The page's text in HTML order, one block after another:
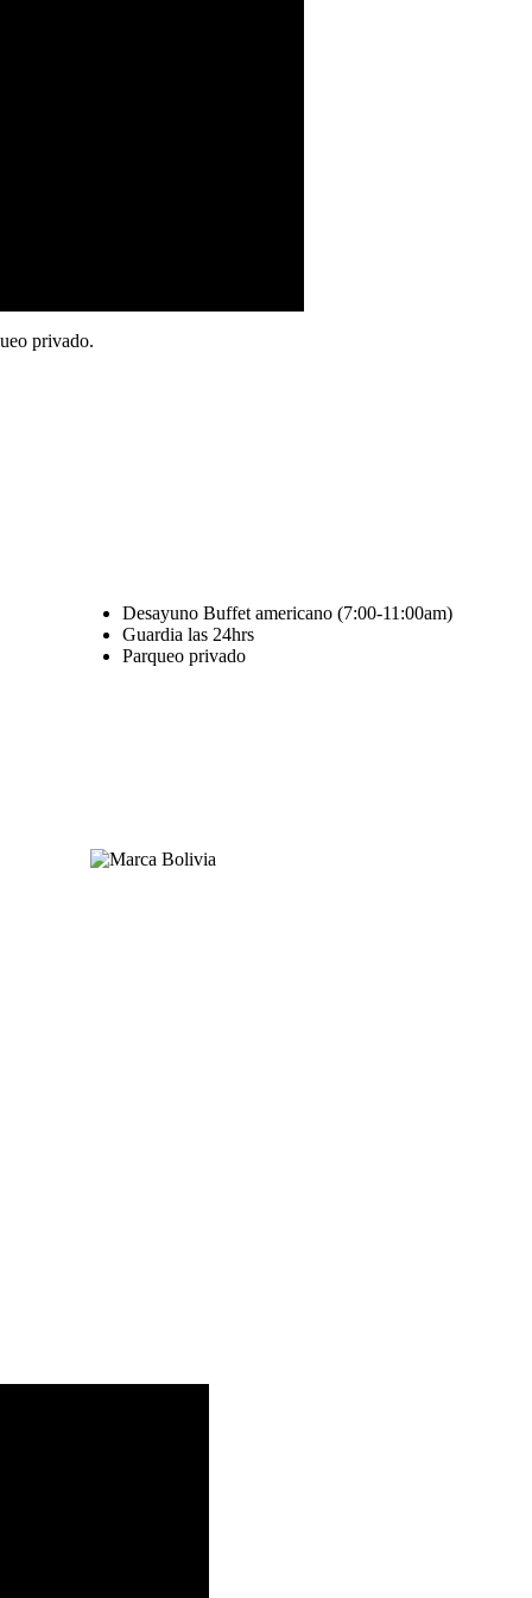
privado.
Desayuno Buffet americano (7:00-11:00am)
Guardia las 24hrs
Parqueo privado